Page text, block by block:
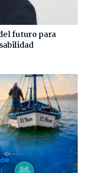
futuro para